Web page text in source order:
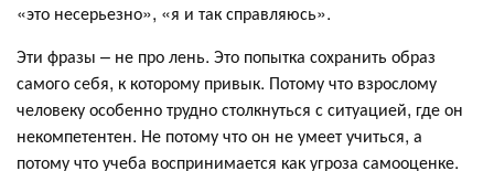
«это несерьезно», «я и так справляюсь».
Эти фразы – не про лень. Это попытка сохранить образ
самого себя, к которому привык. Потому что взрослому
человеку особенно трудно столкнуться с ситуацией, где он
некомпетентен. Не потому что он не умеет учиться, а
потому что учеба воспринимается как угроза самооценке.